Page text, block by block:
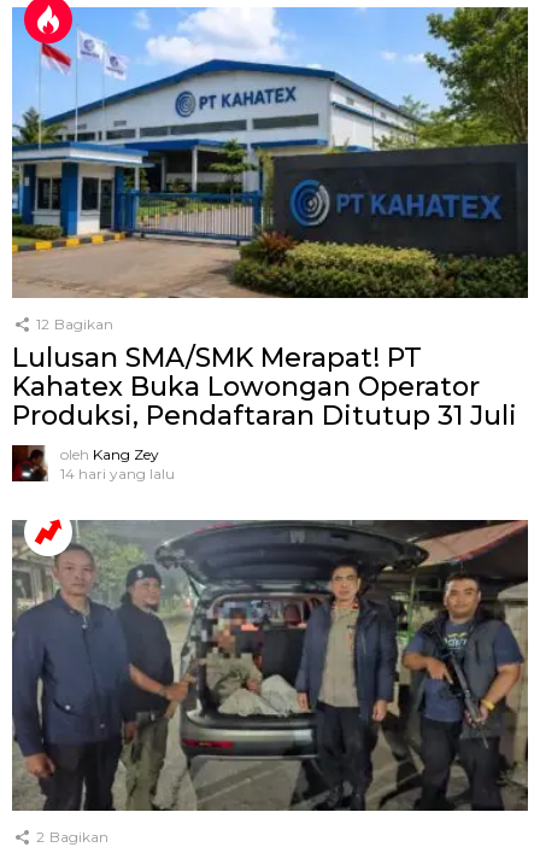
12 Bagikan
Lulusan SMA/SMK Merapat! PT
Kahatex Buka Lowongan Operator
Produksi, Pendaftaran Ditutup 31 Juli
oleh Kang Zey
14 hari yang lalu
2 Bagikan